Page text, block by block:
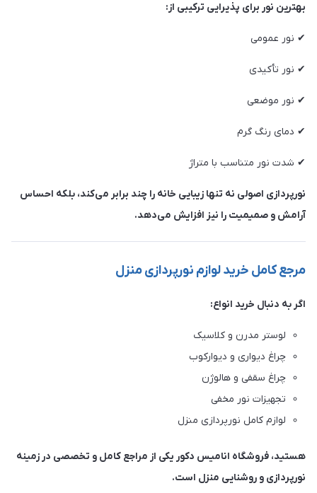
بهترین نور برای پذیرایی ترکیبی از:
✔ نور عمومی
✔ نور تأکیدی
✔ نور موضعی
✔ دمای رنگ گرم
✔ شدت نور متناسب با متراژ
نورپردازی اصولی نه تنها زیبایی خانه را چند برابر می‌کند، بلکه احساس
آرامش و صمیمیت را نیز افزایش می‌دهد.
مرجع کامل خرید لوازم نورپردازی منزل
اگر به دنبال خرید انواع:
لوستر مدرن و کلاسیک
چراغ دیواری و دیوارکوب
چراغ سقفی و هالوژن
تجهیزات نور مخفی
لوازم کامل نورپردازی منزل
هستید، فروشگاه انامیس دکور یکی از مراجع کامل و تخصصی در زمینه
نورپردازی و روشنایی منزل است.